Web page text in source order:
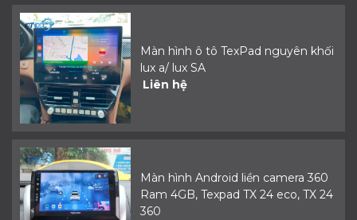
Màn hình ô tô TexPad nguyên khối
lux a/ lux SA
Liên hệ
Màn hình Android liền camera 360
Ram 4GB, Texpad TX 24 eco, TX 24
360